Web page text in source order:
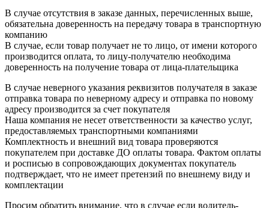
В случае отсутствия в заказе данных, перечисленных выше,
обязательна доверенность на передачу товара в транспортную
компанию
В случае, если товар получает не то лицо, от имени которого
производится оплата, то лицу-получателю необходима
доверенность на получение товара от лица-плательщика
В случае неверного указания реквизитов получателя в заказе
отправка товара по неверному адресу и отправка по новому
адресу производится за счет покупателя
Наша компания не несет ответственности за качество услуг,
предоставляемых транспортными компаниями
Комплектность и внешний вид товара проверяются
покупателем при доставке ДО оплаты товара. Фактом оплаты
и росписью в сопровождающих документах покупатель
подтверждает, что не имеет претензий по внешнему виду и
комплектации
Просим обратить внимание, что в случае если водитель-